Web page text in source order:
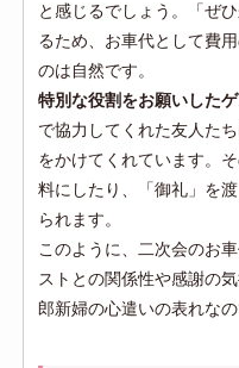
と感じるでしょう。「ぜ
るため、お車代として費
のは自然です。
特別な役割をお願いした
で協力してくれた友人た
をかけてくれています。
料にしたり、「御礼」を
られます。
このように、二次会のお
ストとの関係性や感謝の
郎新婦の心遣いの表れなの